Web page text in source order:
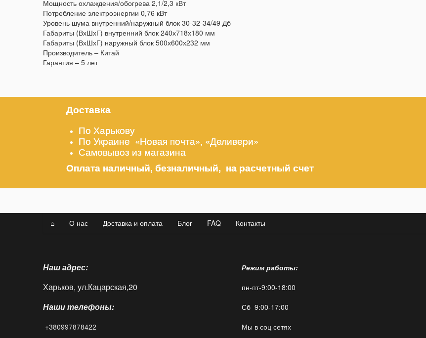
Мощность охлаждения/обогрева 2,1/2,3 кВт
Потребление электроэнергии 0,76 кВт
Уровень шума внутренний/наружный блок 30-32-34/49 Дб
Габариты (ВхШхГ) внутренний блок 240х718х180 мм
Габариты (ВхШхГ) наружный блок 500х600х232 мм
Производитель – Китай
Гарантия – 5 лет
Доставка
По Харькову
По Украине «Новая почта», «Деливери»
Самовывоз из магазина
Оплата наличный, безналичный, на расчетный счет
⌂ О нас Доставка и оплата Блог FAQ Контакты
Наш адрес:
Харьков, ул.Кацарская,20
Наши телефоны:
+380997878422
Режим работы:
пн-пт-9:00-18:00
Сб 9:00-17:00
Мы в соц сетях